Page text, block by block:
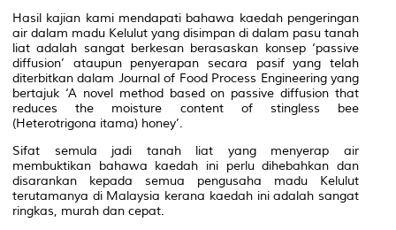
Hasil kajian kami mendapati bahawa kaedah pengeringan
air dalam madu Kelulut yang disimpan di dalam pasu tanah
liat adalah sangat berkesan berasaskan konsep ‘passive
diffusion’ ataupun penyerapan secara pasif yang telah
diterbitkan dalam Journal of Food Process Engineeringyang
bertajuk ‘A novel method based on passive diffusion that
reduces the moisture content of stingless bee
(Heterotrigona itama) honey’.
Sifat semula jadi tanah liat yang menyerap air
membuktikan bahawa kaedah ini perlu dihebahkan dan
disarankan kepada semua pengusaha madu Kelulut
terutamanya di Malaysia kerana kaedah ini adalah sangat
ringkas, murah dan cepat.